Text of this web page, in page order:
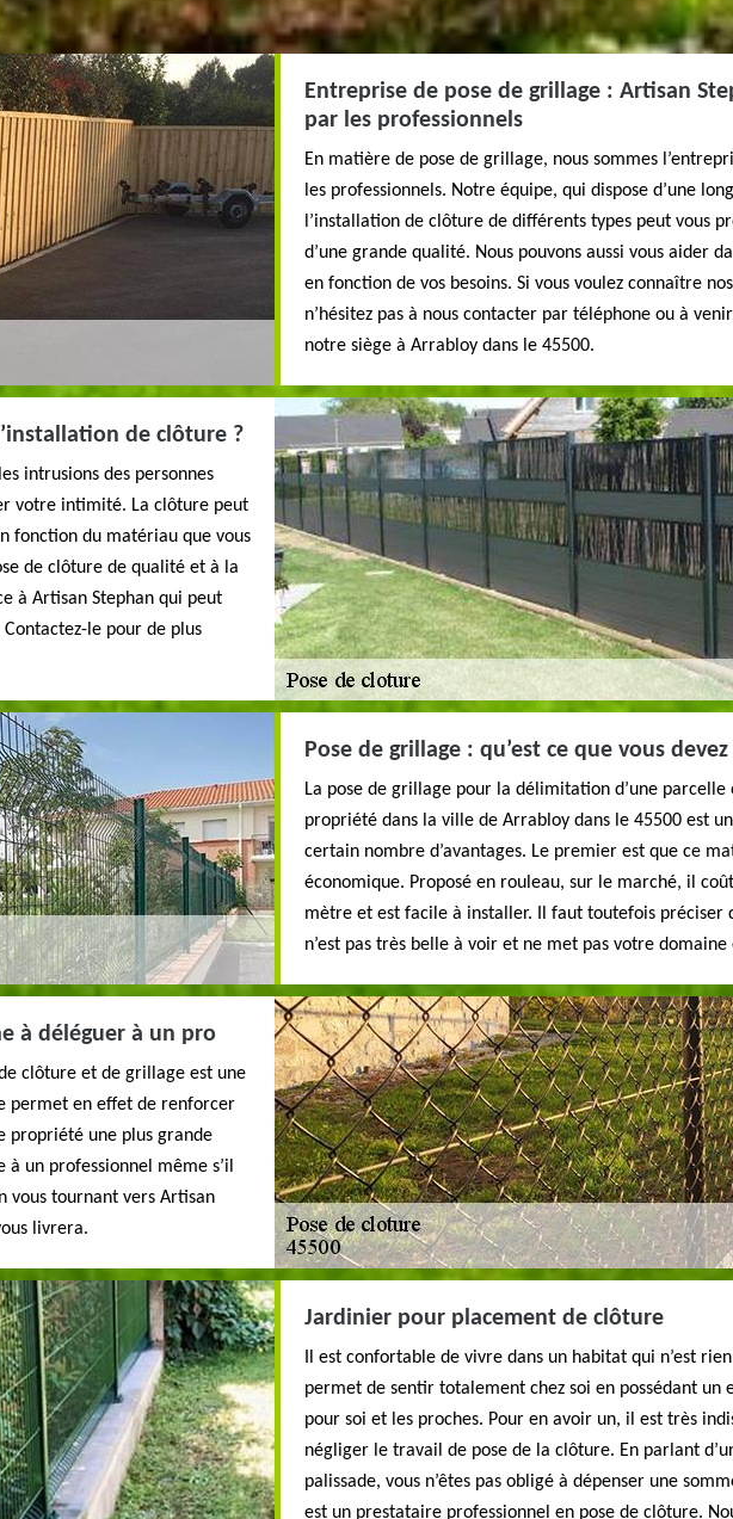
Entreprise de pose de grillage : Artisan
par les professionnels
En matière de pose de grillage, nous sommes
les professionnels. Notre équipe, qui dispose d’une
l’installation de clôture de différents types peut vous
d’une grande qualité. Nous pouvons aussi vous aider
en fonction de vos besoins. Si vous voulez connaître
n’hésitez pas à nous contacter par téléphone ou à
notre siège à Arrabloy dans le 45500.
de clôture ?
intrusions des personnes
votre intimité. La clôture peut
fonction du matériau que vous
de clôture de qualité et à la
à Artisan Stephan qui peut
le pour de plus
Pose de grillage : qu’est ce que vous
La pose de grillage pour la délimitation d’une
propriété dans la ville de Arrabloy dans le 45500 est
certain nombre d’avantages. Le premier est que ce
économique. Proposé en rouleau, sur le marché, il
mètre et est facile à installer. Il faut toutefois préciser
n’est pas très belle à voir et ne met pas votre domaine
à déléguer à un pro
clôture et de grillage est une
permet en effet de renforcer
propriété une plus grande
un professionnel même s’il
vous tournant vers Artisan
livrera.
Jardinier pour placement de clôture
Il est confortable de vivre dans un habitat qui n’est rien
permet de sentir totalement chez soi en possédant un
pour soi et les proches. Pour en avoir un, il est très
négliger le travail de pose de la clôture. En parlant
palissade, vous n’êtes pas obligé à dépenser une
est un prestataire professionnel en pose de clôture.